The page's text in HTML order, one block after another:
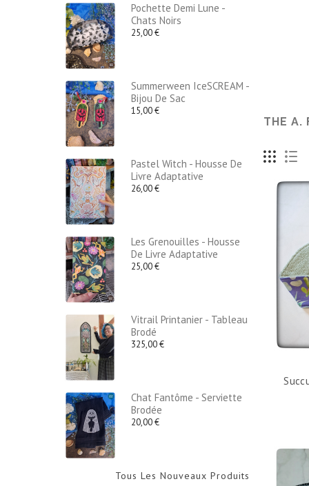
Pochette Demi Lune -
Chats Noirs
25,00 €
Summerween IceSCREAM -
Bijou De Sac
15,00 €
Pastel Witch - Housse De
Livre Adaptative
26,00 €
Les Grenouilles - Housse
De Livre Adaptative
25,00 €
Vitrail Printanier - Tableau
Brodé
325,00 €
Chat Fantôme - Serviette
Brodée
20,00 €
Tous Les Nouveaux Produits
THE A.